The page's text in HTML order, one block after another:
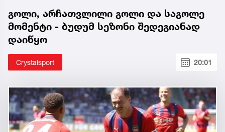
გოლი, არჩათვლილი გოლი და საგოლე
მომენტი - ბუდუმ სეზონი შედეგიანად
დაიწყო
Crystalsport 20:01